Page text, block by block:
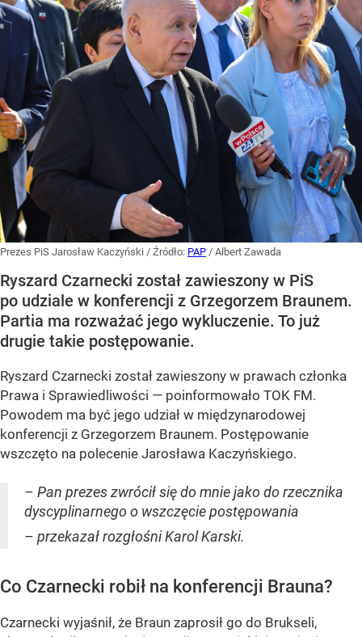
Prezes PiS Jarosław Kaczyński / Źródło: PAP / Albert Zawada
Ryszard Czarnecki został zawieszony w PiS
po udziale w konferencji z Grzegorzem Braunem.
Partia ma rozważać jego wykluczenie. To już
drugie takie postępowanie.
Ryszard Czarnecki został zawieszony w prawach członka
Prawa i Sprawiedliwości — poinformowało TOK FM.
Powodem ma być jego udział w międzynarodowej
konferencji z Grzegorzem Braunem. Postępowanie
wszczęto na polecenie Jarosława Kaczyńskiego.
– Pan prezes zwrócił się do mnie jako do rzecznika
dyscyplinarnego o wszczęcie postępowania
– przekazał rozgłośni Karol Karski.
Co Czarnecki robił na konferencji Brauna?
Czarnecki wyjaśnił, że Braun zaprosił go do Brukseli,